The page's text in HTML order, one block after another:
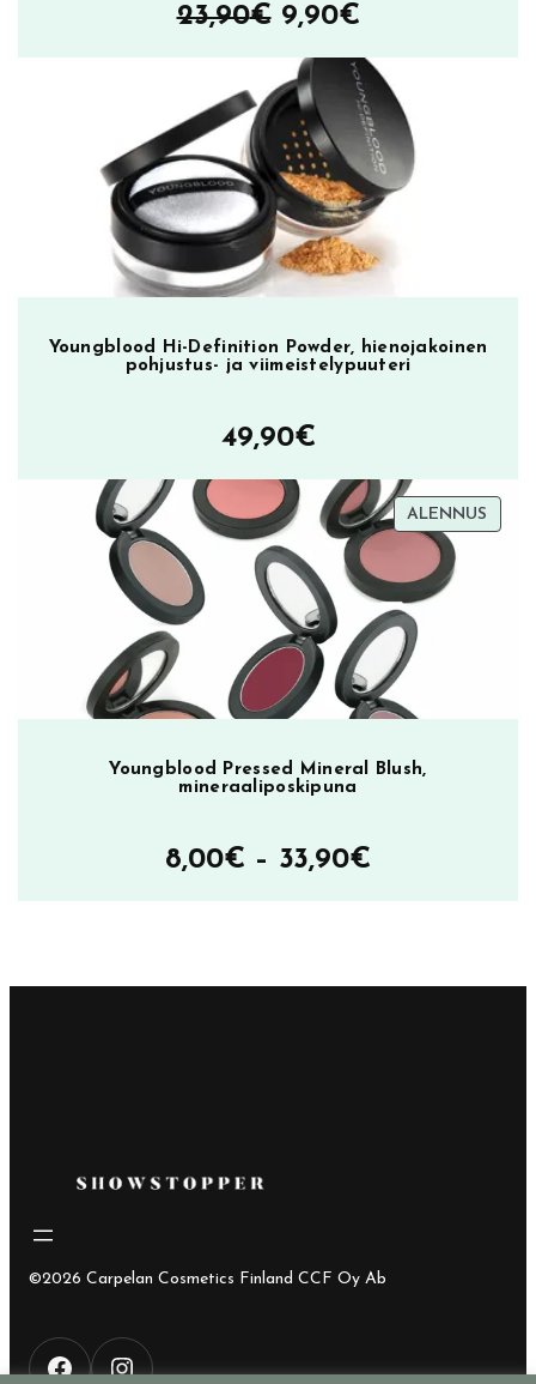
23,90€ Alkuperäinen
hinta
oli:
23,90€.
9,90€Nykyinen
hinta
on:
9,90€.
Youngblood Hi-Definition Powder, hienojakoinen
pohjustus- ja viimeistelypuuteri
49,90€
ALENNUS
Youngblood Pressed Mineral Blush,
mineraaliposkipuna
8,00€ – 33,90€
8,00€
33,90€
©2026 Carpelan Cosmetics Finland CCF Oy Ab